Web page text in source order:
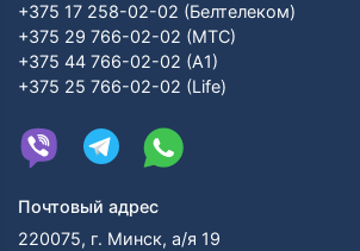
+375 17 258-02-02 (Белтелеком)
+375 29 766-02-02 (МТС)
+375 44 766-02-02 (А1)
+375 25 766-02-02 (Life)
Почтовый адрес
220075, г. Минск, а/я 19